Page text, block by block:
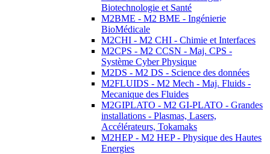
Biotechnologie et Santé
M2BME - M2 BME - Ingénierie
BioMédicale
M2CHI - M2 CHI - Chimie et Interfaces
M2CPS - M2 CCSN - Maj. CPS -
Système Cyber Physique
M2DS - M2 DS - Science des données
M2FLUIDS - M2 Mech - Maj. Fluids -
Mecanique des Fluides
M2GIPLATO - M2 GI-PLATO - Grandes
installations - Plasmas, Lasers,
Accélérateurs, Tokamaks
M2HEP - M2 HEP - Physique des Hautes
Energies